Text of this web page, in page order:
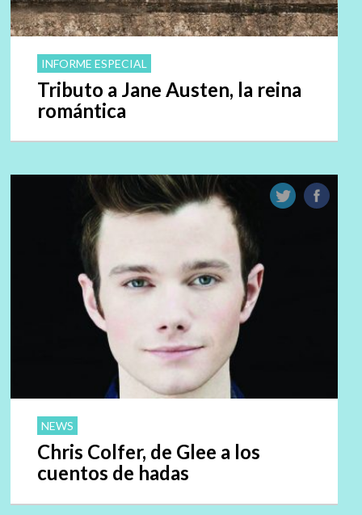
INFORME ESPECIAL
Tributo a Jane Austen, la reina
romántica
NEWS
Chris Colfer, de Glee a los
cuentos de hadas